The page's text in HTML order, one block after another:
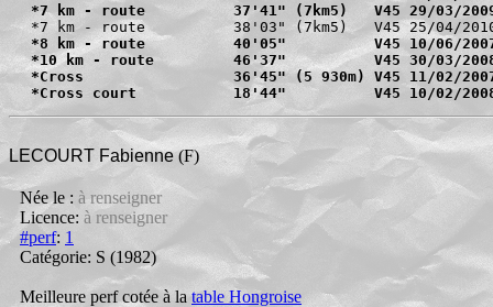
*7 km - route          37'41" (7km5)   V45 29/03/
*8 km - route          40'05"          V45 10/06/
*10 km - route         46'37"          V45 30/03/
*Cross                 36'45" (5 930m) V45 11/02/
*Cross court           18'44"          V45 10/02/
LECOURT Fabienne(F)
Née le : à renseigner
Licence: à renseigner
#perf: 1
Catégorie: S (1982)
Meilleure perf cotée à latable Hongroise